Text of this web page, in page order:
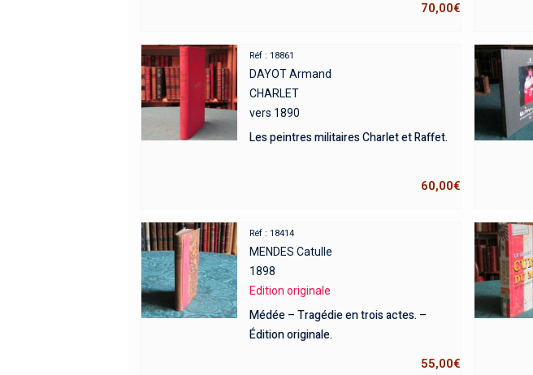
70,00€
Réf : 18861
DAYOT Armand
CHARLET
vers 1890
Les peintres militaires Charlet et Raffet.
60,00€
Réf : 18414
MENDES Catulle
1898
Edition originale
Médée – Tragédie en trois actes. –
Édition originale.
55,00€